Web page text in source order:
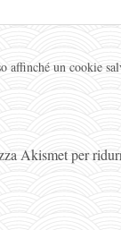
affinché un cookie
Akismet per